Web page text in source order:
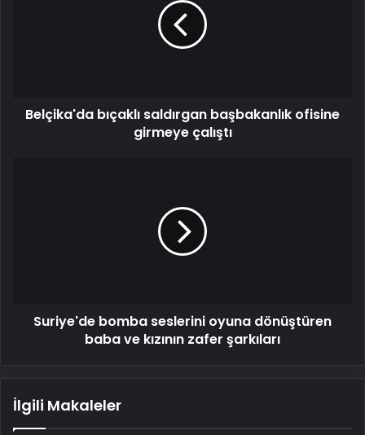
Belçika'da bıçaklı saldırgan başbakanlık ofisine
girmeye çalıştı
şarkılarıSuriye'de bomba seslerini oyuna dönüştüren
baba ve kızının zafer şarkıları
İlgili Makaleler